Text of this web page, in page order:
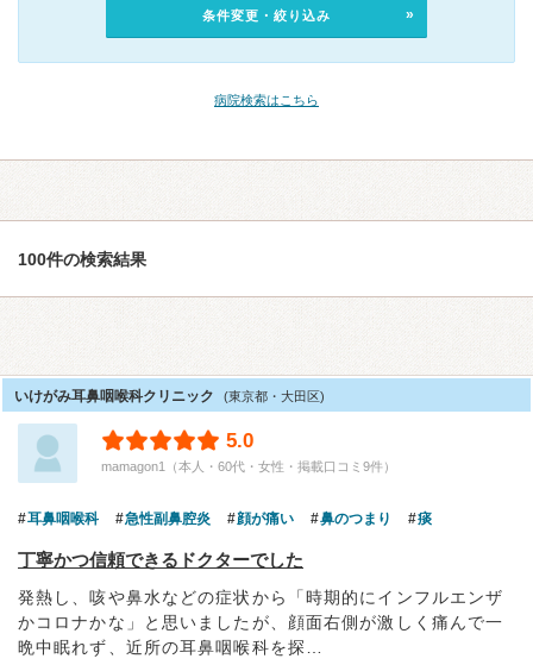
条件変更・絞り込み
病院検索はこちら
100件の検索結果
いけがみ耳鼻咽喉科クリニック (東京都・大田区)
5.0
mamagon1（本人・60代・女性・掲載口コミ9件）
耳鼻咽喉科 急性副鼻腔炎 顔が痛い 鼻のつまり 痰
丁寧かつ信頼できるドクターでした
発熱し、咳や鼻水などの症状から「時期的にインフルエンザ
かコロナかな」と思いましたが、顔面右側が激しく痛んで一
晩中眠れず、近所の耳鼻咽喉科を探…